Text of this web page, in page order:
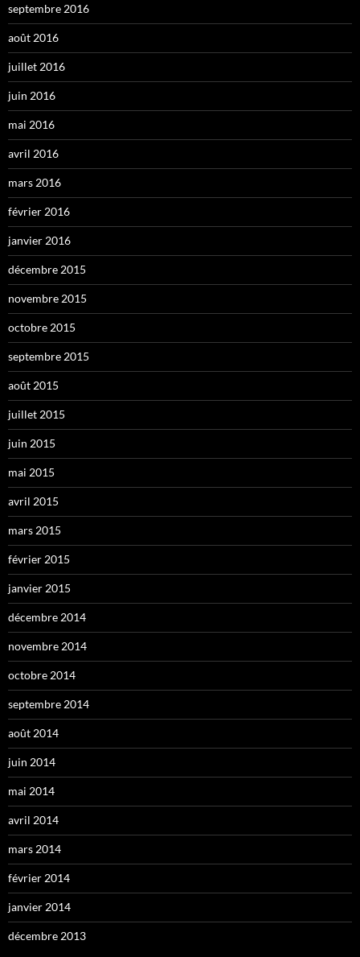
septembre 2016
août 2016
juillet 2016
juin 2016
mai 2016
avril 2016
mars 2016
février 2016
janvier 2016
décembre 2015
novembre 2015
octobre 2015
septembre 2015
août 2015
juillet 2015
juin 2015
mai 2015
avril 2015
mars 2015
février 2015
janvier 2015
décembre 2014
novembre 2014
octobre 2014
septembre 2014
août 2014
juin 2014
mai 2014
avril 2014
mars 2014
février 2014
janvier 2014
décembre 2013